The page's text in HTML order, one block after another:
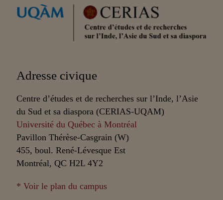
Partenaires
Adresse civique
Centre d’études et de recherches sur l’Inde, l’Asie
du Sud et sa diaspora (CERIAS-UQAM)
Université du Québec à Montréal
Pavillon Thérèse-Casgrain (W)
455, boul. René-Lévesque Est
Montréal, QC H2L 4Y2
* Voir le plan du campus